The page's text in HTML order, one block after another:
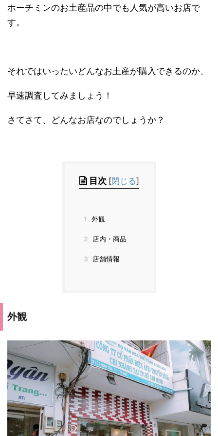
ホーチミンのお土産品の中でも人気が高いお店で
す。
それではいったいどんなお土産が購入できるのか、
早速調査してみましょう！
さてさて、どんなお店なのでしょうか？
目次 [閉じる]
1 外観
2 店内・商品
3 店舗情報
外観